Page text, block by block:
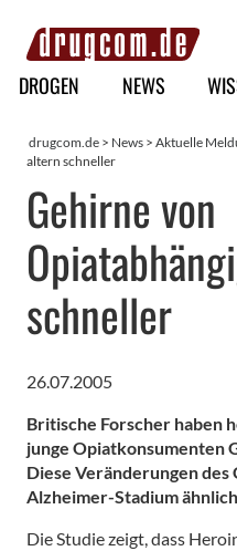
Hauptmenü
DROGEN NEWS
drugcom.de > News > Aktuelle
altern schneller
Gehirne von
schneller
26.07.2005
Britische Forscher haben
junge Opiatkonsumenten
Diese Veränderungen
Alzheimer-Stadium
Die Studie zeigt, dass